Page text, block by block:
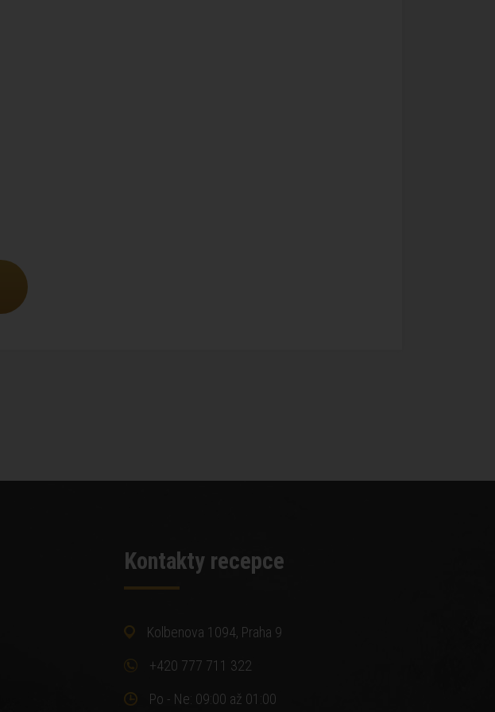
Kontakty recepce
Kolbenova 1094, Praha 9
+420 777 711 322
Po - Ne: 09:00 až 01:00